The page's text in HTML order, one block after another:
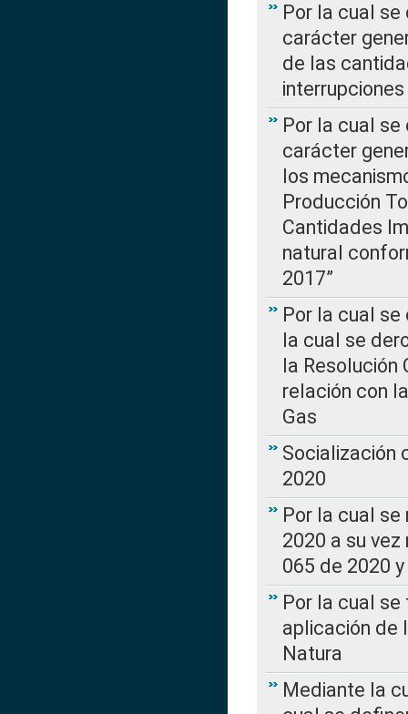
Por la cual
carácter
de las
Por la cual
carácter
los
Producción
Cantidades
natural
2017”
Por la cual
la cual se
la Resolución
relación con
Gas
Socialización
2020
Por la cual se
2020 a su
065 de 2020
Por la cual
aplicación de
Natura
Mediante la